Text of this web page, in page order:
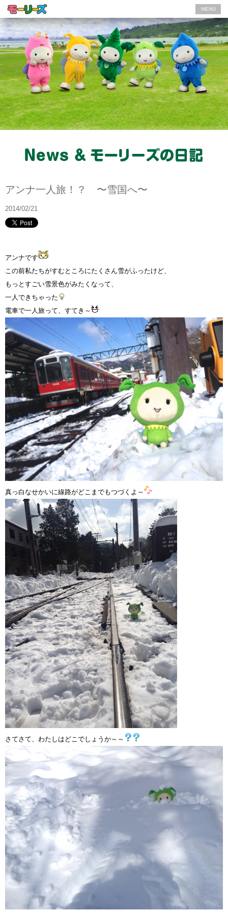
MENU
アンナ一人旅！？ 〜雪国へ〜
2014/02/21
アンナです
この前私たちがすむところにたくさん雪がふったけど、
もっとすごい雪景色がみたくなって、
一人できちゃった
電車で一人旅って、すてき～
真っ白なせかいに線路がどこまでもつづくよ～
さてさて、わたしはどこでしょうか～～